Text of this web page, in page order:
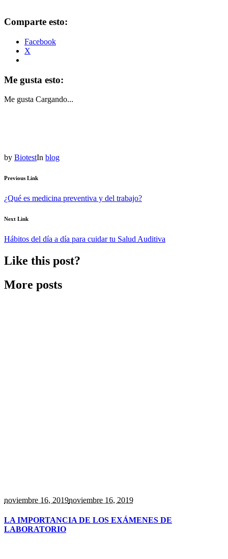
Comparte esto:
Facebook
X
Me gusta esto:
Me gusta Cargando...
by BiotestIn blog
Previous Link
¿Qué es medicina preventiva y del trabajo?
Next Link
Hábitos del día a día para cuidar tu Salud Auditiva
Like this post?
More posts
noviembre 16, 2019noviembre 16, 2019
LA IMPORTANCIA DE LOS EXÁMENES DE
LABORATORIO